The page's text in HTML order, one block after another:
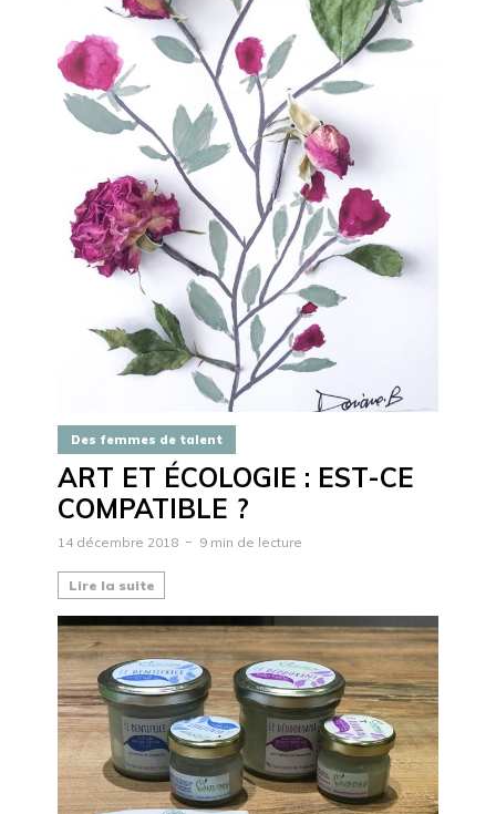
Des femmes de talent
ART ET ÉCOLOGIE : EST-CE
COMPATIBLE ?
14 décembre 2018 9 min de lecture
Lire la suite